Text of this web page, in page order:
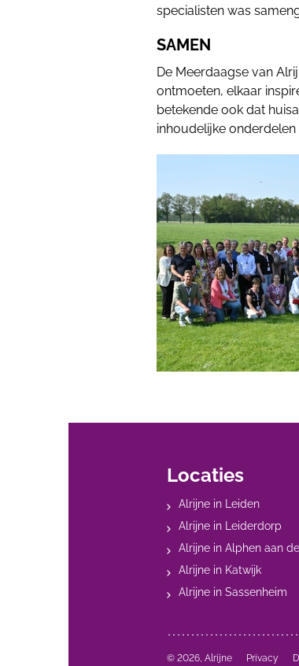
specialisten was
SAMEN
De Meerdaagse van
ontmoeten, elkaar
betekende ook dat
inhoudelijke
Locaties
Alrijne in Leiden
Alrijne in Leiderdorp
Alrijne in Alphen aan
Alrijne in Katwijk
Alrijne in Sassenheim
© 2026, Alrijne Privacy